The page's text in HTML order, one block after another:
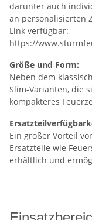
darunter auch
an personalisierten
Link verfügbar:
https://
Größe und Form:
Neben dem
Slim-Varianten, die
kompakteres
Ein großer Vorteil
Ersatzteile wie
erhältlich und